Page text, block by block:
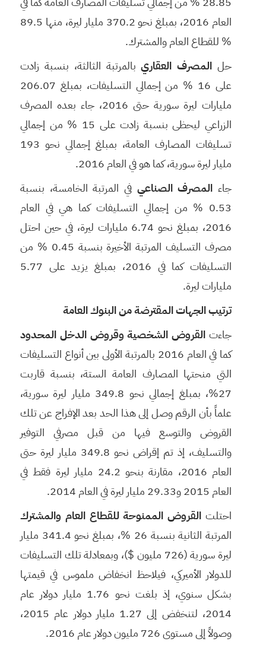
العام 2016، بمبلغ نحو 370.2 مليار ليرة، منها 89.5
% للقطاع العام والمشترك.
حل المصرف العقاريبالمرتبة الثالثة، بنسبة زادت
على 16 % من إجمالي التسليفات، بمبلغ 206.07
مليارات ليرة سورية حتى 2016، جاء بعده المصرف
الزراعي ليحظى بنسبة زادت على 15 % من إجمالي
تسليفات المصارف العامة، بمبلغ إجمالي نحو 193
مليار ليرة سورية، كما هو في العام 2016.
جاء المصرف الصناعي في المرتبة الخامسة، بنسبة
0.53 % من إجمالي التسليفات كما هي في العام
2016، بمبلغ نحو 6.74 مليارات ليرة، في حين احتل
مصرف التسليف المرتبة الأخيرة بنسبة 0.45 % من
التسليفات كما في 2016، بمبلغ يزيد على 5.77
مليارات ليرة.
ترتيب الجهات المقترضة من البنوك العامة
جاءت القروض الشخصية وقروض الدخل المحدود
كما في العام 2016 بالمرتبة الأولى بين أنواع التسليفات
التي منحتها المصارف العامة الستة، بنسبة قاربت
27%، بمبلغ إجمالي نحو 349.8 مليار ليرة سورية،
علماً بأن الرقم وصل إلى هذا الحد بعد الإفراج عن تلك
القروض والتوسع فيها من قبل مصرفي التوفير
والتسليف، إذ تم إقراض نحو 349.8 مليار ليرة حتى
العام 2016، مقارنة بنحو 24.2 مليار ليرة فقط في
العام 2015 و29.33 مليار ليرة في العام 2014.
احتلت القروض الممنوحة للقطاع العام والمشترك
المرتبة الثانية بنسبة 26 %، بمبلغ نحو 341.4 مليار
ليرة سورية (726 مليون $)، وبمعادلة تلك التسليفات
للدولار الأميركي، فيلاحظ انخفاض ملموس في قيمتها
بشكل سنوي، إذ بلغت نحو 1.76 مليار دولار عام
2014، لتنخفض إلى 1.27 مليار دولار عام 2015،
وصولاً إلى مستوى 726 مليون دولار عام 2016.